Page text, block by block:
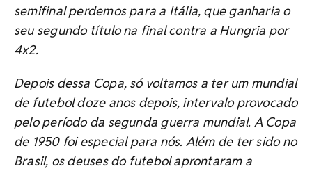
semifinal perdemos para a Itália, que ganharia o
seu segundo título na final contra a Hungria por
4x2.
Depois dessa Copa, só voltamos a ter um mundial
de futebol doze anos depois, intervalo provocado
pelo período da segunda guerra mundial. A Copa
de 1950 foi especial para nós. Além de ter sido no
Brasil, os deuses do futebol aprontaram a